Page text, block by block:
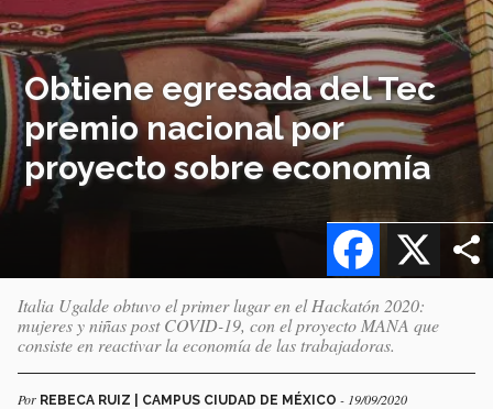
Obtiene egresada del Tec
premio nacional por
proyecto sobre economía
X
Facebook
Italia Ugalde obtuvo el primer lugar en el Hackatón 2020:
mujeres y niñas post COVID-19, con el proyecto MANA que
consiste en reactivar la economía de las trabajadoras.
Por REBECA RUIZ | CAMPUS CIUDAD DE MÉXICO - 19/09/2020